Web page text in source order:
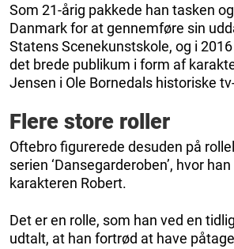
Som 21-årig pakkede han tasken
Danmark for at gennemføre sin
Statens Scenekunstskole, og i
det brede publikum i form af
Jensen i Ole Bornedals historiske
Flere store roller
Oftebro figurerede desuden på
serien ‘Dansegarderoben’, hvor
karakteren Robert.
Det er en rolle, som han ved en
udtalt, at han fortrød at have